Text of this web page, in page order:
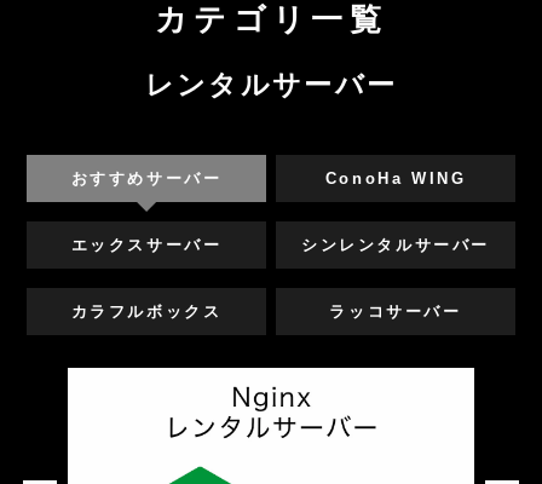
カテゴリ一覧
レンタルサーバー
おすすめサーバー ConoHa WING
エックスサーバー シンレンタルサーバー
カラフルボックス ラッコサーバー